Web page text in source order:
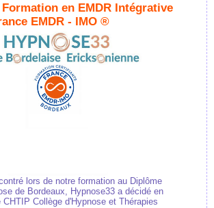
Formation en EMDR Intégrative
EMDR - IMO ®
lors de notre formation au Diplôme
de Bordeaux, Hypnose33 a décidé en
Collège d'Hypnose et Thérapies